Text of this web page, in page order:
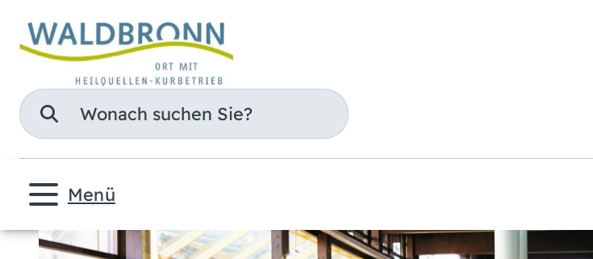
Suche
Menü